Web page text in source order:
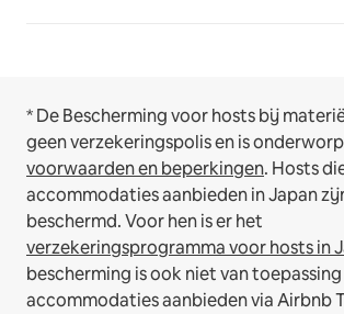
* De Bescherming voor hosts bij
geen verzekeringspolis en is
voorwaarden en beperkingen. Hosts
accommodaties aanbieden in Japan
beschermd. Voor hen is er het
verzekeringsprogramma voor hosts in
bescherming is ook niet van
accommodaties aanbieden via Airbnb